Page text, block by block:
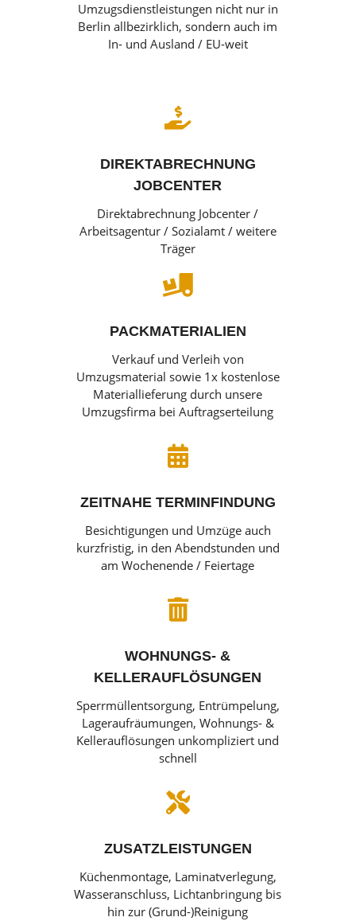
Umzugsdienstleistungen nicht nur in
Berlin allbezirklich, sondern auch im
In- und Ausland / EU-weit

DIREKTABRECHNUNG
JOBCENTER
Direktabrechnung Jobcenter /
Arbeitsagentur / Sozialamt / weitere
Träger

PACKMATERIALIEN
Verkauf und Verleih von
Umzugsmaterial sowie 1x kostenlose
Materiallieferung durch unsere
Umzugsfirma bei Auftragserteilung

ZEITNAHE TERMINFINDUNG
Besichtigungen und Umzüge auch
kurzfristig, in den Abendstunden und
am Wochenende / Feiertage

WOHNUNGS- &
KELLERAUFLÖSUNGEN
Sperrmüllentsorgung, Entrümpelung,
Lageraufräumungen, Wohnungs- &
Kellerauflösungen unkompliziert und
schnell

ZUSATZLEISTUNGEN
Küchenmontage, Laminatverlegung,
Wasseranschluss, Lichtanbringung bis
hin zur (Grund-)Reinigung